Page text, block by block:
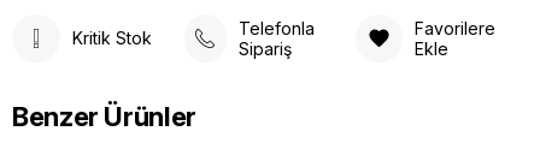
Kritik Stok
Telefonla
Sipariş
Favorilere
Ekle
Benzer Ürünler